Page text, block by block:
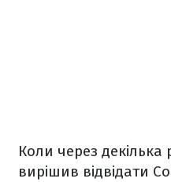
Коли через декілька
вирішив відвідати